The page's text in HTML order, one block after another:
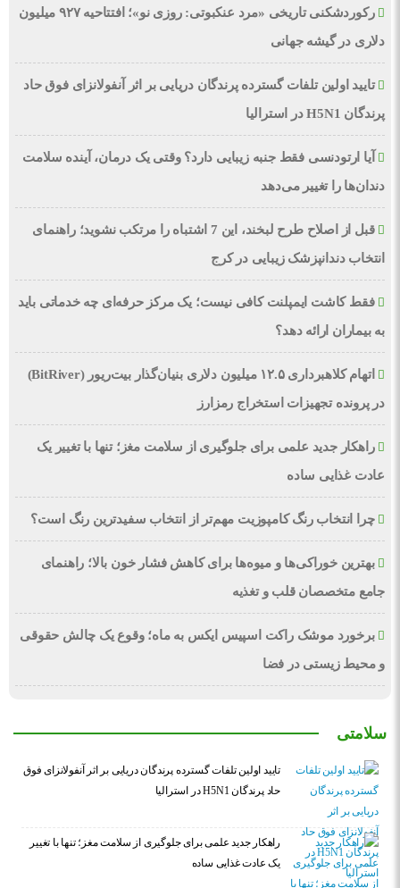
رکوردشکنی تاریخی «مرد عنکبوتی: روزی نو»؛ افتتاحیه ۹۲۷ میلیون
دلاری در گیشه جهانی
تایید اولین تلفات گسترده پرندگان دریایی بر اثر آنفولانزای فوق حاد
پرندگان H5N1 در استرالیا
آیا ارتودنسی فقط جنبه زیبایی دارد؟ وقتی یک درمان، آینده سلامت
دندان‌ها را تغییر می‌دهد
قبل از اصلاح طرح لبخند، این 7 اشتباه را مرتکب نشوید؛ راهنمای
انتخاب دندانپزشک زیبایی در کرج
فقط کاشت ایمپلنت کافی نیست؛ یک مرکز حرفه‌ای چه خدماتی باید
به بیماران ارائه دهد؟
اتهام کلاهبرداری ۱۲.۵ میلیون دلاری بنیان‌گذار بیت‌ریور (BitRiver)
در پرونده تجهیزات استخراج رمزارز
راهکار جدید علمی برای جلوگیری از سلامت مغز؛ تنها با تغییر یک
عادت غذایی ساده
چرا انتخاب رنگ کامپوزیت مهم‌تر از انتخاب سفیدترین رنگ است؟
بهترین خوراکی‌ها و میوه‌ها برای کاهش فشار خون بالا؛ راهنمای
جامع متخصصان قلب و تغذیه
برخورد موشک راکت اسپیس ایکس به ماه؛ وقوع یک چالش حقوقی
و محیط زیستی در فضا
سلامتی
تایید اولین تلفات گسترده پرندگان دریایی بر اثر آنفولانزای فوق
حاد پرندگان H5N1 در استرالیا
راهکار جدید علمی برای جلوگیری از سلامت مغز؛ تنها با تغییر
یک عادت غذایی ساده